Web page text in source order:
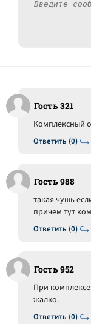
Гость 321
Ответить (0)
Комплексный
Гость 988
Ответить (0)
такая чушь
причем тут
Гость 952
Ответить (0)
При
жалко.